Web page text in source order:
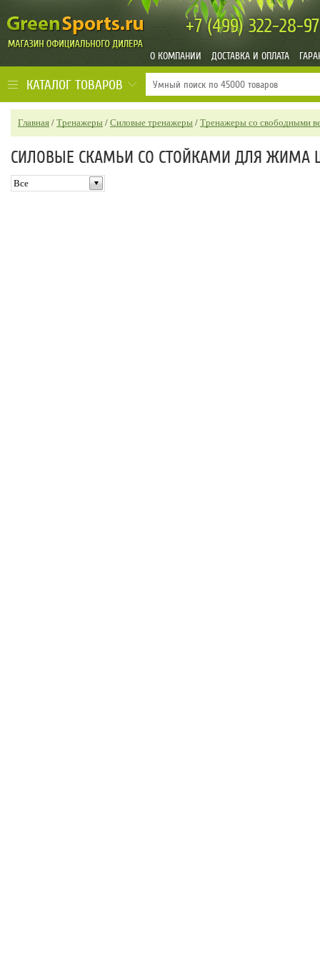
+7 (499)322-28-97
О КОМПАНИИ ДОСТАВКА И ОПЛАТА
КАТАЛОГ ТОВАРОВ
Главная / Тренажеры / Силовые тренажеры / Тренажеры со свободными
СИЛОВЫЕ СКАМЬИ СО СТОЙКАМИ ДЛЯ ЖИМА
Все